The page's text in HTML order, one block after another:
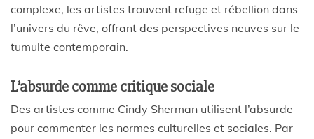
complexe, les artistes trouvent refuge et rébellion dans
l’univers du rêve, offrant des perspectives neuves sur le
tumulte contemporain.
L’absurde comme critique sociale
Des artistes comme Cindy Sherman utilisent l’absurde
pour commenter les normes culturelles et sociales. Par